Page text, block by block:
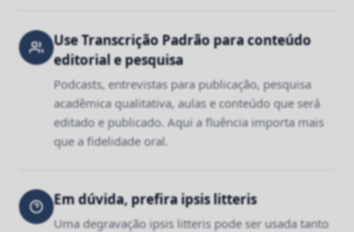
Use Transcrição Padrão para conteúdo
editorial e pesquisa
Podcasts, entrevistas para publicação, pesquisa
acadêmica qualitativa, aulas e conteúdo que será
editado e publicado. Aqui a fluência importa mais
que a fidelidade oral.
Em dúvida, prefira ipsis litteris
Uma degravação ipsis litteris pode ser usada tanto